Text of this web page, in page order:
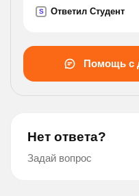
S Ответил Студент
Помощь с
Нет ответа?
Задай вопрос